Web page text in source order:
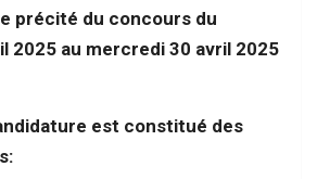
précité du concours du
2025 au mercredi 30 avril 2025
est constitué des